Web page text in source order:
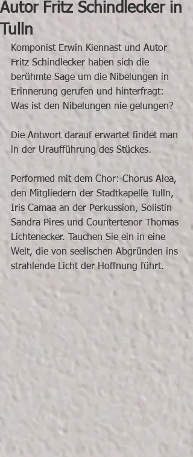
Autor Fritz Schindlecker in
Tulln
Komponist Erwin Kiennast und Autor
Fritz Schindlecker haben sich die
berühmte Sage um die Nibelungen in
Erinnerung gerufen und hinterfragt:
Was ist den Nibelungen nie gelungen?
Die Antwort darauf erwartet findet man
in der Uraufführung des Stückes.
Performed mit dem Chor: Chorus Alea,
den Mitgliedern der Stadtkapelle Tulln,
Iris Camaa an der Perkussion, Solistin
Sandra Pires und Countertenor Thomas
Lichtenecker. Tauchen Sie ein in eine
Welt, die von seelischen Abgründen ins
strahlende Licht der Hoffnung führt.